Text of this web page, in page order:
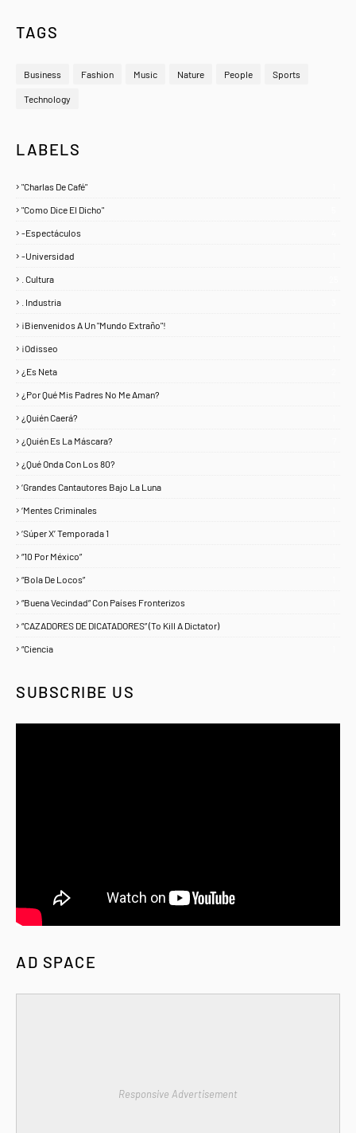
TAGS
Business Fashion Music Nature People Sports
Technology
LABELS
"Charlas De Café"
"Como Dice El Dicho"
-Espectáculos
-Universidad
. Cultura
. Industria
¡Bienvenidos A Un "Mundo Extraño"!
¡Odisseo
¿Es Neta
¿Por Qué Mis Padres No Me Aman?
¿Quién Caerá?
¿Quién Es La Máscara?
¿Qué Onda Con Los 80?
‘Grandes Cantautores Bajo La Luna
‘Mentes Criminales
‘Súper X’ Temporada 1
“10 Por México”
“Bola De Locos”
“Buena Vecindad” Con Países Fronterizos
“CAZADORES DE DICATADORES” (To Kill A Dictator)
“Ciencia
SUBSCRIBE US
AD SPACE
Responsive Advertisement